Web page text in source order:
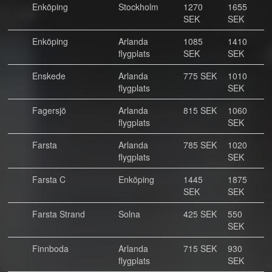
Enköping
Stockholm
1270
SEK
1655
SEK
Enköping
Arlanda
flygplats
1085
SEK
1410
SEK
Enskede
Arlanda
flygplats
775 SEK
1010
SEK
Fagersjö
Arlanda
flygplats
815 SEK
1060
SEK
Farsta
Arlanda
flygplats
785 SEK
1020
SEK
Farsta C
Enköping
1445
SEK
1875
SEK
Farsta Strand
Solna 425 SEK
550
SEK
Finnboda
Arlanda
flygplats
715 SEK
930
SEK